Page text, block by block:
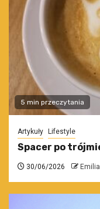
5 min przeczytania
Artykuły Lifestyle
Spacer po
30/06/2026